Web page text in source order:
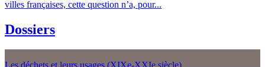
villes françaises, cette question n’a, pour...
Dossiers